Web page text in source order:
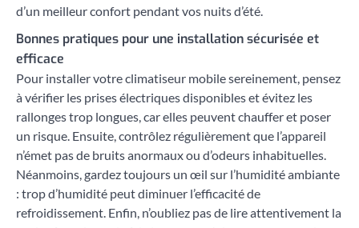
d’un meilleur confort pendant vos nuits d’été.
Bonnes pratiques pour une installation sécurisée et
efficace
Pour installer votre climatiseur mobile sereinement, pensez
à vérifier les prises électriques disponibles et évitez les
rallonges trop longues, car elles peuvent chauffer et poser
un risque. Ensuite, contrôlez régulièrement que l’appareil
n’émet pas de bruits anormaux ou d’odeurs inhabituelles.
Néanmoins, gardez toujours un œil sur l’humidité ambiante
: trop d’humidité peut diminuer l’efficacité de
refroidissement. Enfin, n’oubliez pas de lire attentivement la